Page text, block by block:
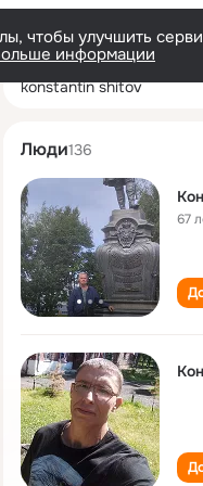
чтобы улучшить
информации
konstantin
Люди136
67